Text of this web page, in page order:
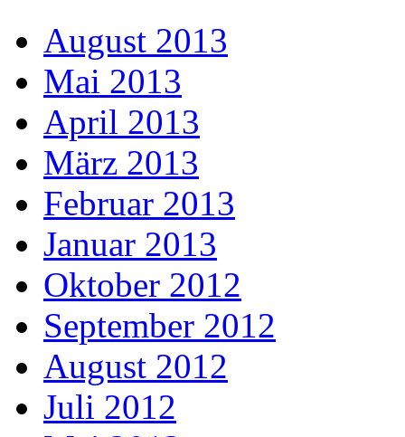
August 2013
Mai 2013
April 2013
März 2013
Februar 2013
Januar 2013
Oktober 2012
September 2012
August 2012
Juli 2012